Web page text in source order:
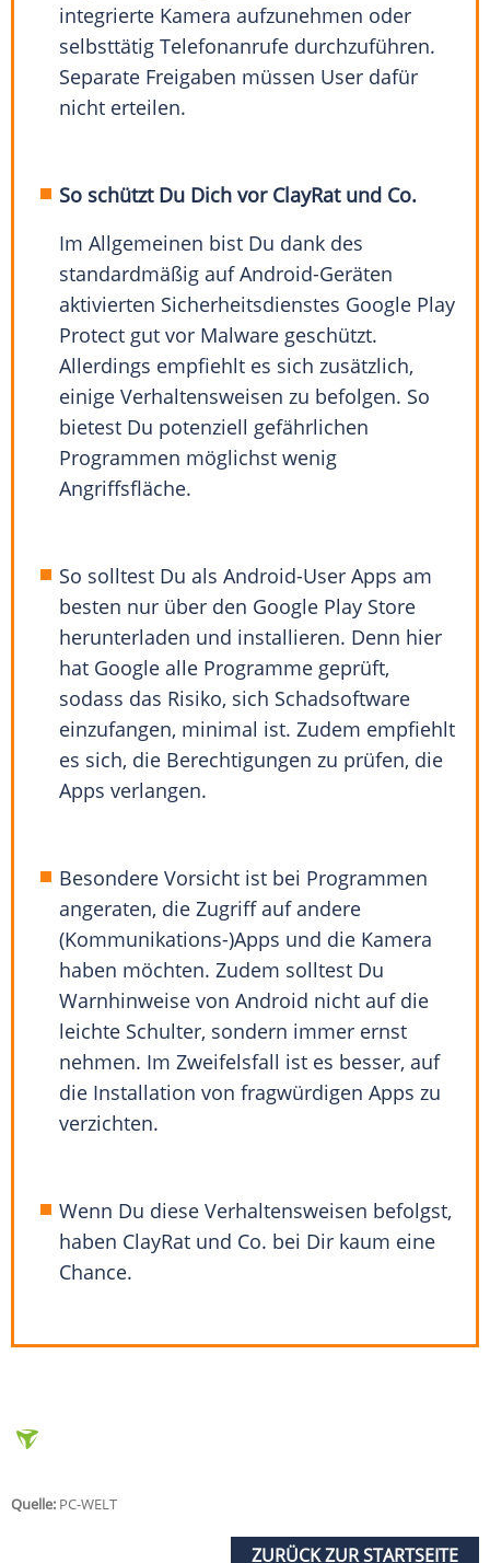
integrierte Kamera aufzunehmen oder
selbsttätig Telefonanrufe durchzuführen.
Separate Freigaben müssen User dafür
nicht erteilen.
So schützt Du Dich vor ClayRat und Co.
Im Allgemeinen bist Du dank des
standardmäßig auf Android-Geräten
aktivierten Sicherheitsdienstes Google Play
Protect gut vor Malware geschützt.
Allerdings empfiehlt es sich zusätzlich,
einige Verhaltensweisen zu befolgen. So
bietest Du potenziell gefährlichen
Programmen möglichst wenig
Angriffsfläche.
So solltest Du als Android-User Apps am
besten nur über den Google Play Store
herunterladen und installieren. Denn hier
hat Google alle Programme geprüft,
sodass das Risiko, sich Schadsoftware
einzufangen, minimal ist. Zudem empfiehlt
es sich, die Berechtigungen zu prüfen, die
Apps verlangen.
Besondere Vorsicht ist bei Programmen
angeraten, die Zugriff auf andere
(Kommunikations-)Apps und die Kamera
haben möchten. Zudem solltest Du
Warnhinweise von Android nicht auf die
leichte Schulter, sondern immer ernst
nehmen. Im Zweifelsfall ist es besser, auf
die Installation von fragwürdigen Apps zu
verzichten.
Wenn Du diese Verhaltensweisen befolgst,
haben ClayRat und Co. bei Dir kaum eine
Chance.
Quelle: PC-WELT
ZURÜCK ZUR STARTSEITE